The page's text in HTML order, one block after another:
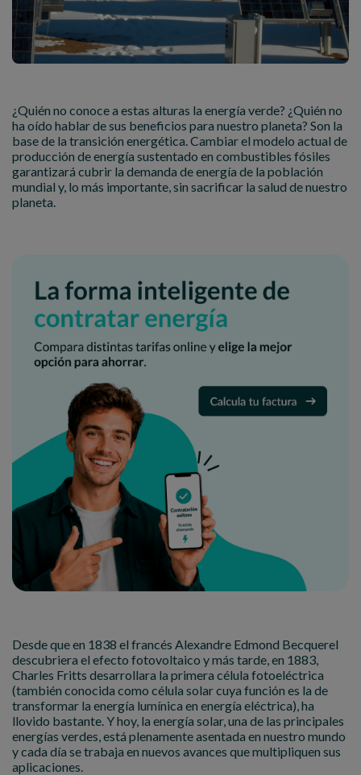
¿Quién no conoce a estas alturas la energía verde? ¿Quién no
ha oído hablar de sus beneficios para nuestro planeta? Son la
base de la transición energética. Cambiar el modelo actual de
producción de energía sustentado en combustibles fósiles
garantizará cubrir la demanda de energía de la población
mundial y, lo más importante, sin sacrificar la salud de nuestro
planeta.
Desde que en 1838 el francés Alexandre Edmond Becquerel
descubriera el efecto fotovoltaico y más tarde, en 1883,
Charles Fritts desarrollara la primera célula fotoeléctrica
(también conocida como célula solar cuya función es la de
transformar la energía lumínica en energía eléctrica), ha
llovido bastante. Y hoy, la energía solar, una de las principales
energías verdes, está plenamente asentada en nuestro mundo
y cada día se trabaja en nuevos avances que multipliquen sus
aplicaciones.